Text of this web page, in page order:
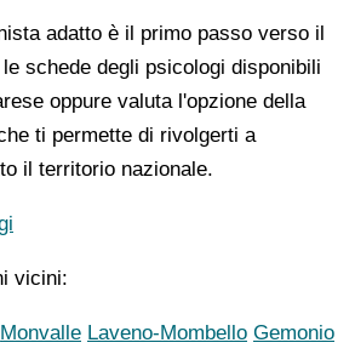
adatto è il primo passo verso il
schede degli psicologi disponibili
oppure valuta l'opzione della
ti permette di rivolgerti a
il territorio nazionale.
vicini:
Monvalle Laveno-Mombello Gemonio